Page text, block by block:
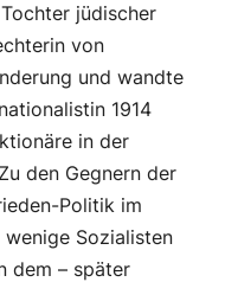
Tochter jüdischer
von
und wandte
1914
in der
den Gegnern der
Politik im
Sozialisten
dem – später